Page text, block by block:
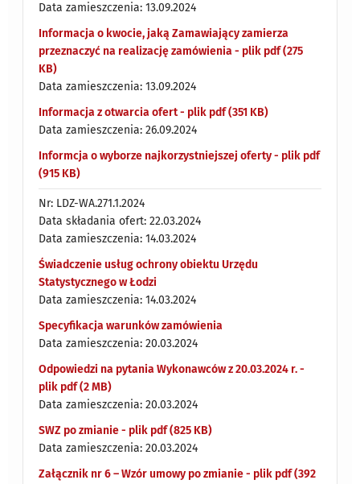
Data zamieszczenia: 13.09.2024
Informacja o kwocie, jaką Zamawiający zamierza
przeznaczyć na realizację zamówienia - plik pdf (275
KB)
Data zamieszczenia: 13.09.2024
Informacja z otwarcia ofert - plik pdf (351 KB)
Data zamieszczenia: 26.09.2024
Informcja o wyborze najkorzystniejszej oferty - plik pdf
(915 KB)
Nr: LDZ-WA.271.1.2024
Data składania ofert: 22.03.2024
Data zamieszczenia: 14.03.2024
Świadczenie usług ochrony obiektu Urzędu
Statystycznego w Łodzi
Data zamieszczenia: 14.03.2024
Specyfikacja warunków zamówienia
Data zamieszczenia: 20.03.2024
Odpowiedzi na pytania Wykonawców z 20.03.2024 r. -
plik pdf (2 MB)
Data zamieszczenia: 20.03.2024
SWZ po zmianie - plik pdf (825 KB)
Data zamieszczenia: 20.03.2024
Załącznik nr 6 – Wzór umowy po zmianie - plik pdf (392